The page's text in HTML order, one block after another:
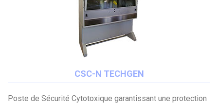
CSC-N TECHGEN
Poste de Sécurité Cytotoxique garantissant une protection